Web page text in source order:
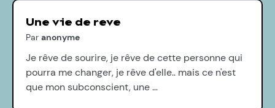
Une vie de reve
Par anonyme
Je rêve de sourire, je rêve de cette personne qui
pourra me changer, je rêve d'elle.. mais ce n'est
que mon subconscient, une …